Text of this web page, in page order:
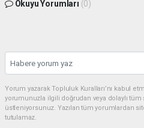
Okuyu Yorumları (0)
Yorum yazarak Topluluk Kuralları’nı kabul
yorumunuzla ilgili doğrudan veya dolaylı tüm
üstleniyorsunuz. Yazılan tüm yorumlardan
tutulamaz.